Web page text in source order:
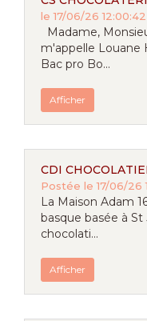
le 17/06/26 12:00:42
Madame,
m'appelle Louane
Bac pro Bo...
Afficher
CDI
Postée le 17/06/26
La Maison Adam
basque basée à
chocolati...
Afficher